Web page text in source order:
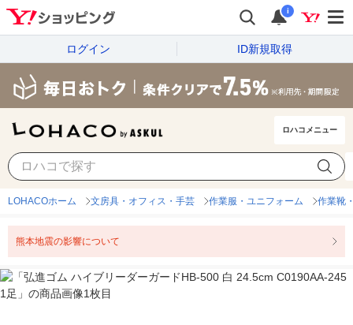
i
ログイン ID新規取得
ロハコメニュー
LOHACOホーム 文房具・オフィス・手芸 作業服・ユニフォーム 作業靴
熊本地震の影響について